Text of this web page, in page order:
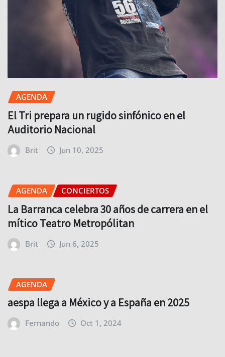
AGENDA
El Tri prepara un rugido sinfónico en el
Auditorio Nacional
Brit Jun 10, 2025
AGENDA CONCIERTOS
La Barranca celebra 30 años de carrera en el
mítico Teatro Metropólitan
Brit Jun 6, 2025
AGENDA
aespa llega a México y a España en 2025
Fernando Oct 1, 2024